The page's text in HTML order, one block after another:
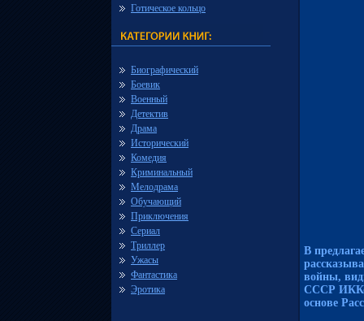
Готическое кольцо
Биографический
Боевик
Военный
Детектив
Драма
Исторический
Комедия
Криминальный
Мелодрама
Обучающий
Приключения
Сериал
Триллер
Ужасы
Фантастика
Эротика
В
войны,
СССР
основе